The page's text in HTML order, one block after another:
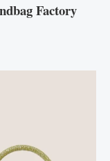
Factory